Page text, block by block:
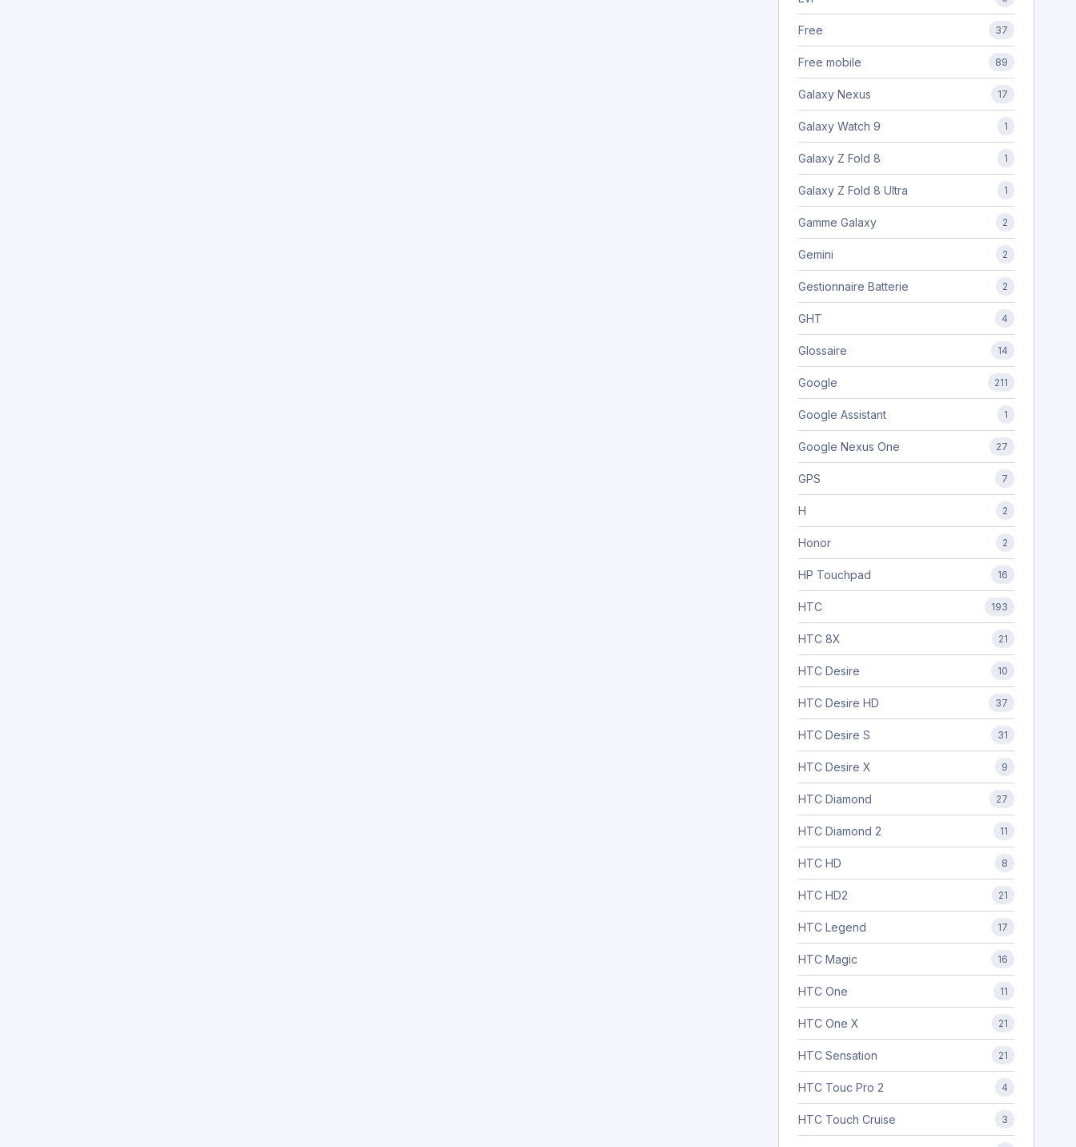
Free 37
Free mobile 89
Galaxy Nexus 17
Galaxy Watch 9 1
Galaxy Z Fold 8 1
Galaxy Z Fold 8 Ultra 1
Gamme Galaxy 2
Gemini 2
Gestionnaire Batterie 2
GHT 4
Glossaire 14
Google 211
Google Assistant 1
Google Nexus One 27
GPS 7
H 2
Honor 2
HP Touchpad 16
HTC 193
HTC 8X 21
HTC Desire 10
HTC Desire HD 37
HTC Desire S 31
HTC Desire X 9
HTC Diamond 27
HTC Diamond 2 11
HTC HD 8
HTC HD2 21
HTC Legend 17
HTC Magic 16
HTC One 11
HTC One X 21
HTC Sensation 21
HTC Touc Pro 2 4
HTC Touch Cruise 3